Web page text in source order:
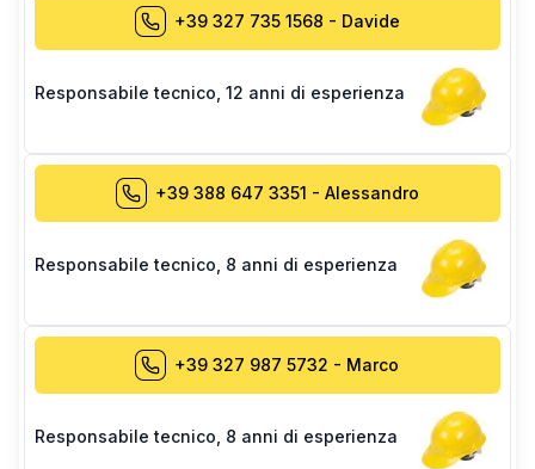
+39 327 735 1568 - Davide
Responsabile tecnico 12 anni di esperienza
+39 388 647 3351 - Alessandro
Responsabile tecnico 8 anni di esperienza
+39 327 987 5732 - Marco
Responsabile tecnico 8 anni di esperienza